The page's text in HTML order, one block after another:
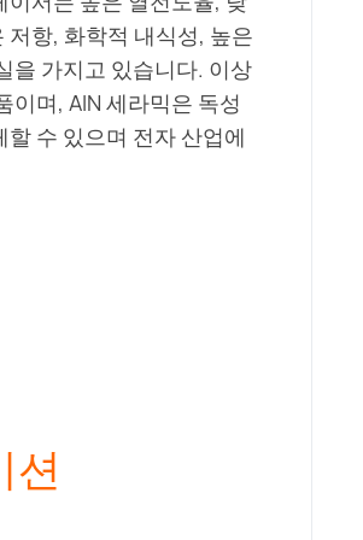
저항, 화학적 내식성, 높은
을 가지고 있습니다. 이상
이며, AIN 세라믹은 독성
수 있으며 전자 산업에
션